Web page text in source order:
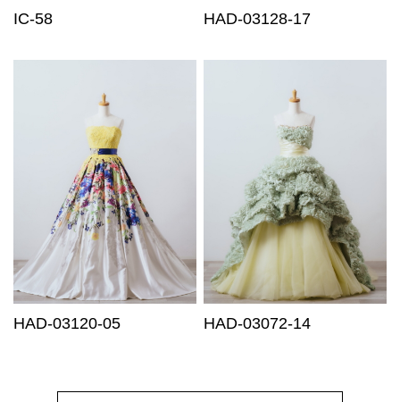
IC-58 HAD-03128-17
HAD-03120-05 HAD-03072-14